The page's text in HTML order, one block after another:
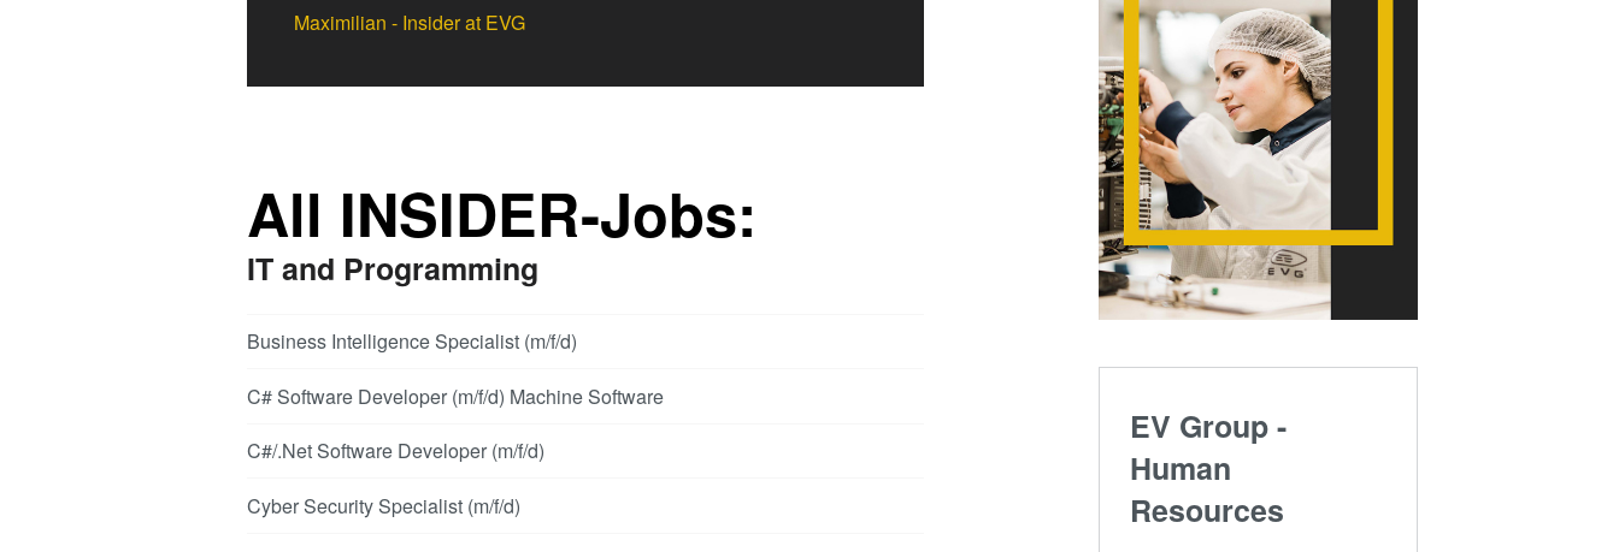
Maximilian - Insider at EVG
All INSIDER-Jobs:
IT and Programming
Business Intelligence Specialist (m/f/d)
C# Software Developer (m/f/d) Machine Software
C#/.Net Software Developer (m/f/d)
Cyber Security Specialist (m/f/d)
EV Group -
Human
Resources